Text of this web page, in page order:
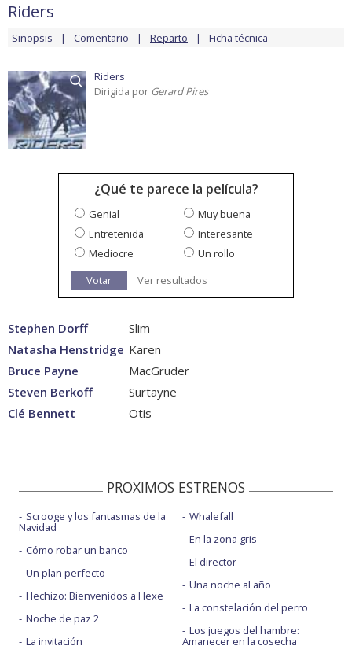
Riders
Sinopsis Comentario Reparto Ficha técnica
Riders
Dirigida por Gerard Pires
¿Qué te parece la película?
Genial
Muy buena
Entretenida
Interesante
Mediocre
Un rollo
Votar
Ver resultados
Stephen Dorff
Slim
Natasha Henstridge Karen
Bruce Payne
MacGruder
Steven Berkoff
Surtayne
Clé Bennett
Otis
PROXIMOS ESTRENOS
Scrooge y los fantasmas de la
Navidad
Cómo robar un banco
Un plan perfecto
Hechizo: Bienvenidos a Hexe
Noche de paz 2
La invitación
Whalefall
En la zona gris
El director
Una noche al año
La constelación del perro
Los juegos del hambre:
Amanecer en la cosecha